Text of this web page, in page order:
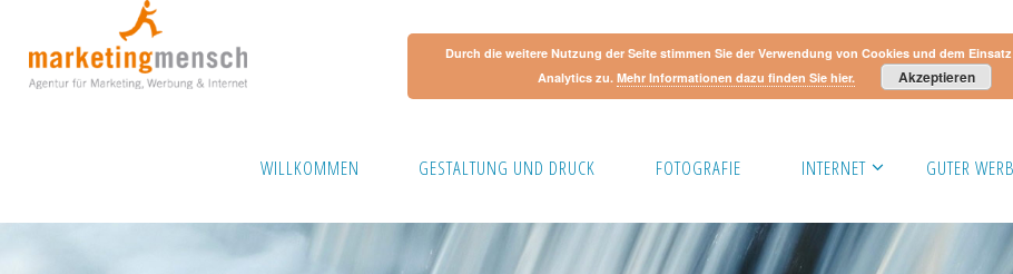
content
WILLKOMMEN GESTALTUNG UND DRUCK FOTOGRAFIE INTERNET GUTER
Durch die weitere Nutzung der Seite stimmen Sie der Verwendung von Cookies und dem
Analytics zu. Mehr Informationen dazu finden Sie hier. Akzeptieren